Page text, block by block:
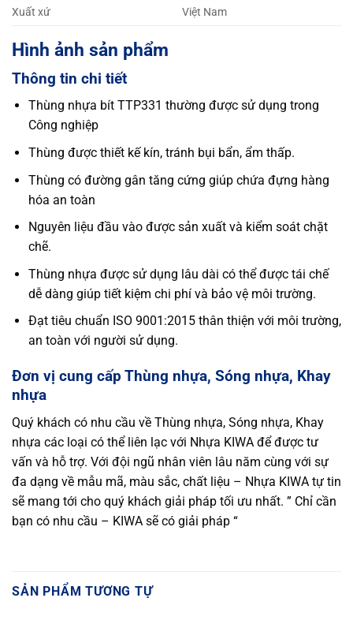
Xuất xứ
Việt Nam
Hình ảnh sản phẩm
Thông tin chi tiết
Thùng nhựa bít TTP331 thường được sử dụng trong
Công nghiệp
Thùng được thiết kế kín, tránh bụi bẩn, ẩm thấp.
Thùng có đường gân tăng cứng giúp chứa đựng hàng
hóa an toàn
Nguyên liệu đầu vào được sản xuất và kiểm soát chặt
chẽ.
Thùng nhựa được sử dụng lâu dài có thể được tái chế
dễ dàng giúp tiết kiệm chi phí và bảo vệ môi trường.
Đạt tiêu chuẩn ISO 9001:2015 thân thiện với môi trường,
an toàn với người sử dụng.
Đơn vị cung cấp Thùng nhựa, Sóng nhựa, Khay
nhựa
Quý khách có nhu cầu về Thùng nhựa, Sóng nhựa, Khay
nhựa các loại có thể liên lạc với Nhựa KIWA để được tư
vấn và hỗ trợ. Với đội ngũ nhân viên lâu năm cùng với sự
đa dạng về mẫu mã, màu sắc, chất liệu – Nhựa KIWA tự tin
sẽ mang tới cho quý khách giải pháp tối ưu nhất. ” Chỉ cần
bạn có nhu cầu – KIWA sẽ có giải pháp “
SẢN PHẨM TƯƠNG TỰ